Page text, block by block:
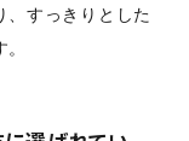
、すっきりとした